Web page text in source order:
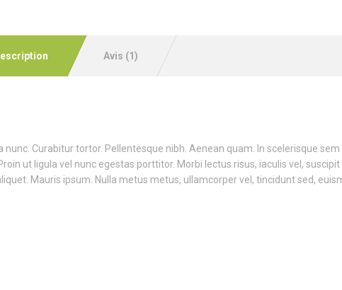
Avis (1)
nunc. Curabitur tortor. Pellentesque nibh. Aenean quam. In scelerisque
ut ligula vel nunc egestas porttitor. Morbi lectus risus, iaculis vel, suscipit
Mauris ipsum. Nulla metus metus, ullamcorper vel, tincidunt sed,